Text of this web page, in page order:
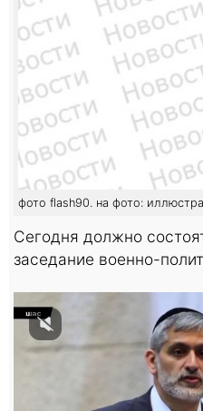
фото flash90. на фото:
Сегодня должно
заседание военно-